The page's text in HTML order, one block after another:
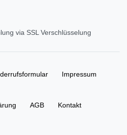
via SSL Verschlüsselung
Impressum
AGB Kontakt